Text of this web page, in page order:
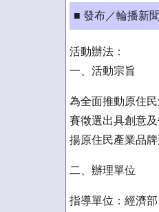
■ 發布／輪播新
活動辦法：
一、活動宗旨
為全面推動原住
賽徵選出具創意
揚原住民產業品牌
二、辦理單位
指導單位：經濟